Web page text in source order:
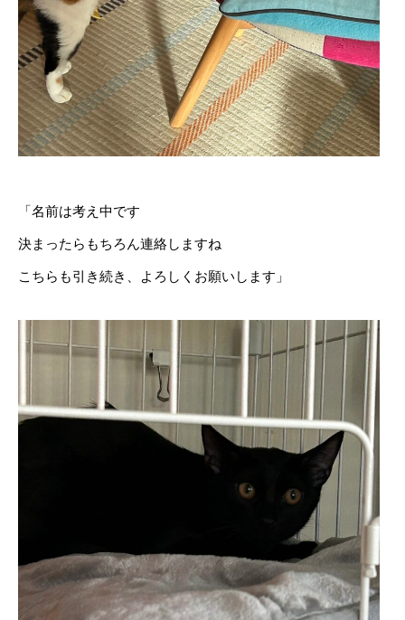
「名前は考え中です
決まったらもちろん連絡しますね
こちらも引き続き、よろしくお願いします」